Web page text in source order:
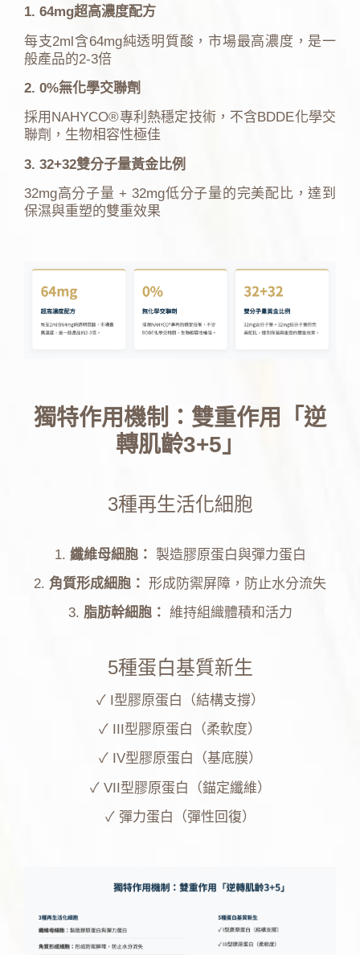
1. 64mg超高濃度配方
每支2ml含64mg純透明質酸，市場最高濃度，是一
般產品的2-3倍
2. 0%無化學交聯劑
採用NAHYCO®專利熱穩定技術，不含BDDE化學交
聯劑，生物相容性極佳
3. 32+32雙分子量黃金比例
32mg高分子量 + 32mg低分子量的完美配比，達到
保濕與重塑的雙重效果
獨特作用機制：雙重作用「逆
轉肌齡3+5」
3種再生活化細胞
1. 纖維母細胞：
製造膠原蛋白與彈力蛋白
2. 角質形成細胞： 形成防禦屏障，防止水分流失
3. 脂肪幹細胞： 維持組織體積和活力
5種蛋白基質新生
✓I型膠原蛋白（結構支撐）
✓ III型膠原蛋白（柔軟度）
✓ IV型膠原蛋白（基底膜）
✓VII型膠原蛋白（錨定纖維）
✓ 彈力蛋白（彈性回復）